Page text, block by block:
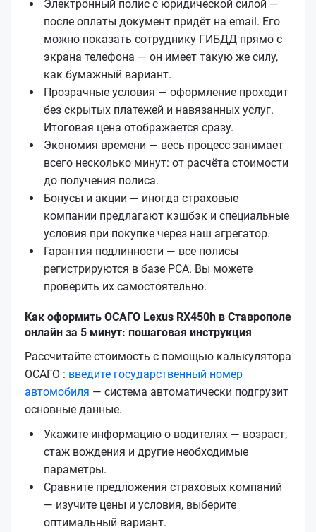
Электронный полис с юридической силой —
после оплаты документ придёт на email. Его
можно показать сотруднику ГИБДД прямо с
экрана телефона — он имеет такую же силу,
как бумажный вариант.
Прозрачные условия — оформление проходит
без скрытых платежей и навязанных услуг.
Итоговая цена отображается сразу.
Экономия времени — весь процесс занимает
всего несколько минут: от расчёта стоимости
до получения полиса.
Бонусы и акции — иногда страховые
компании предлагают кэшбэк и специальные
условия при покупке через наш агрегатор.
Гарантия подлинности — все полисы
регистрируются в базе РСА. Вы можете
проверить их самостоятельно.
Как оформить ОСАГО Lexus RX450h в Ставрополе
онлайн за 5 минут: пошаговая инструкция
Рассчитайте стоимость с помощью калькулятора
ОСАГО : введите государственный номер
автомобиля — система автоматически подгрузит
основные данные.
Укажите информацию о водителях — возраст,
стаж вождения и другие необходимые
параметры.
Сравните предложения страховых компаний
— изучите цены и условия, выберите
оптимальный вариант.